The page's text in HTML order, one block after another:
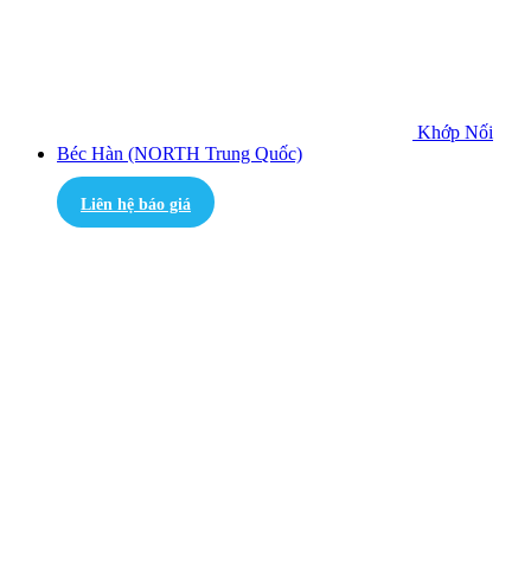
Khớp Nối
Béc Hàn (NORTH Trung Quốc)
Liên hệ báo giá